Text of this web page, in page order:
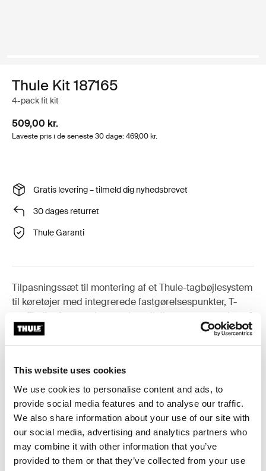
This website uses cookies
We use cookies to personalise content and ads, to
provide social media features and to analyse our traffic.
We also share information about your use of our site with
our social media, advertising and analytics partners who
may combine it with other information that you’ve
provided to them or that they’ve collected from your use
Thule Kit 187165
4-pack fit kit
509,00 kr.
Laveste pris i de seneste 30 dage: 469,00 kr.
Gratis levering – tilmeld dig nyhedsbrevet
30 dages returret
Thule Garanti
Tilpasningssæt til montering af et Thule-tagbøjlesystem
til køretøjer med integrerede fastgørelsespunkter, T-
profil eller fastgørelsespunkter til tilpasset montering af
tagbøjler.
Toggle features
Alle funktioner
Toggle techspec
Tekniske specifikationer